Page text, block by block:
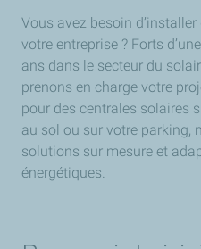
Vous avez besoin
votre entreprise ? Forts
ans dans le secteur du
prenons en charge votre
pour des centrales solaires
au sol ou sur votre parking,
solutions sur mesure et
énergétiques.